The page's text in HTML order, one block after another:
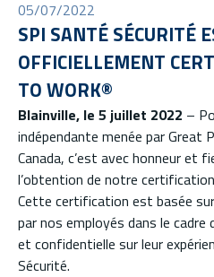
05/07/2022
SPI SANTÉ SÉCURITÉ
OFFICIELLEMENT
TO WORK®
Blainville, le 5 juillet 2022 –
indépendante menée par
Canada, c’est avec honneur et
l’obtention de notre
Cette certification est basée
par nos employés dans le
et confidentielle sur leur
Sécurité.